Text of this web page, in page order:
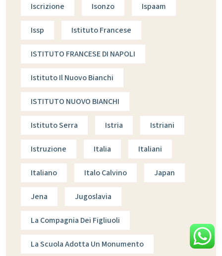
Iscrizione Isonzo Ispaam
Issp Istituto Francese
ISTITUTO FRANCESE DI NAPOLI
Istituto Il Nuovo Bianchi
ISTITUTO NUOVO BIANCHI
Istituto Serra Istria Istriani
Istruzione Italia Italiani
Italiano Italo Calvino Japan
Jena Jugoslavia
La Compagnia Dei Figliuoli
La Scuola Adotta Un Monumento